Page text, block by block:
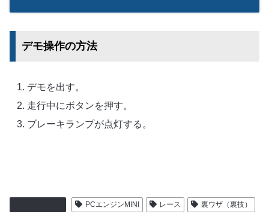
デモ操作の方法
デモを出す。
走行中にボタンを押す。
ブレーキランプが点灯する。
PCエンジンMINI レース 裏ワザ（裏技）